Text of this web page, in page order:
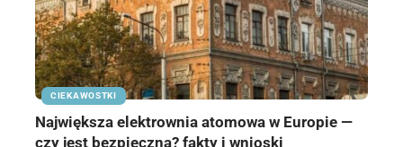
CIEKAWOSTKI
Największa elektrownia atomowa w Europie —
czy jest bezpieczna? fakty i wnioski